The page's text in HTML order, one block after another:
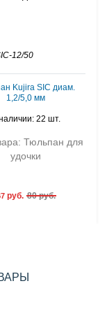
12/50
Kujira SIC диам.
1,2/5,0 мм
22 шт.
Тюльпан для
удочки
руб. 80 руб.